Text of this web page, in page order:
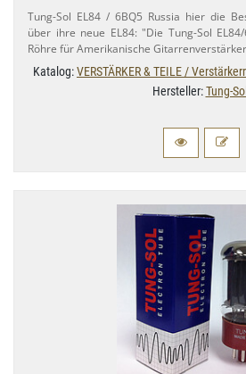
Tung-​Sol EL84 / 6BQ5 Russia hier die
über ihre neue EL84: "Die Tung-​Sol
Röhre für Amerikanische
Katalog:VERSTÄRKER & TEILE /
Hersteller:Tung-Sol